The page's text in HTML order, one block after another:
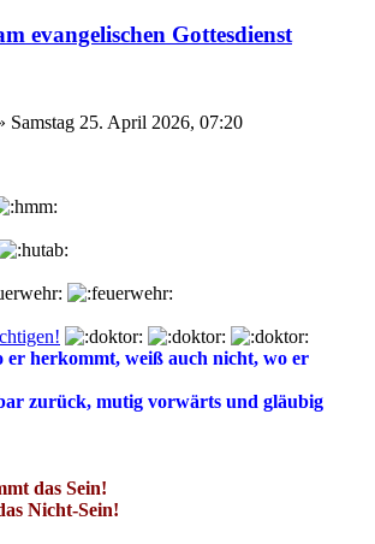
evangelischen Gottesdienst
Samstag 25. April 2026, 07:20
er herkommt, weiß auch nicht, wo er
zurück, mutig vorwärts und gläubig
das Sein!
Nicht-Sein!